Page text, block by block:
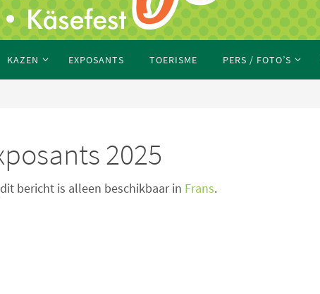
KAZEN EXPOSANTS TOERISME PERS / FOTO’S
2025
bericht is alleen beschikbaar in Frans.